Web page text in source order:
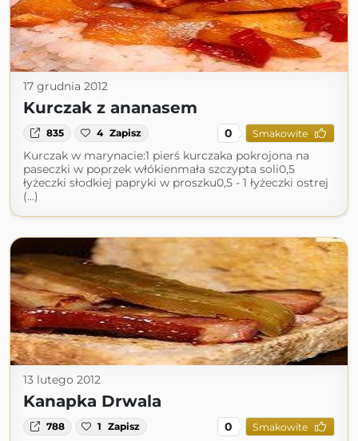
17 grudnia 2012
Kurczak z ananasem
835 4 Zapisz 0 Smakowite
Kurczak w marynacie:1 pierś kurczaka pokrojona na
paseczki w poprzek włókienmała szczypta soli0,5
łyżeczki słodkiej papryki w proszku0,5 - 1 łyżeczki ostrej
(...)
13 lutego 2012
Kanapka Drwala
788 1 Zapisz 0 Smakowite